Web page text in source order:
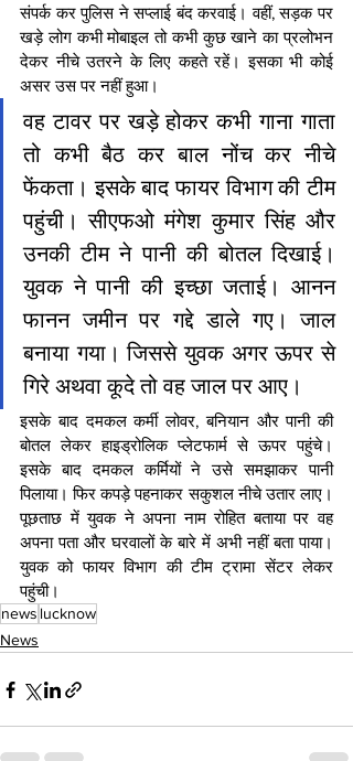
संपर्क कर पुलिस ने सप्लाई बंद करवाई। वहीं, सड़क पर
खड़े लोग कभी मोबाइल तो कभी कुछ खाने का प्रलोभन
देकर नीचे उतरने के लिए कहते रहें। इसका भी कोई
असर उस पर नहीं हुआ।
वह टावर पर खड़े होकर कभी गाना गाता
तो कभी बैठ कर बाल नोंच कर नीचे
फेंकता। इसके बाद फायर विभाग की टीम
पहुंची। सीएफओ मंगेश कुमार सिंह और
उनकी टीम ने पानी की बोतल दिखाई।
युवक ने पानी की इच्छा जताई। आनन
फानन जमीन पर गद्दे डाले गए। जाल
बनाया गया। जिससे युवक अगर ऊपर से
गिरे अथवा कूदे तो वह जाल पर आए।
इसके बाद दमकल कर्मी लोवर, बनियान और पानी की
बोतल लेकर हाइड्रोलिक प्लेटफार्म से ऊपर पहुंचे।
इसके बाद दमकल कर्मियों ने उसे समझाकर पानी
पिलाया। फिर कपड़े पहनाकर सकुशल नीचे उतार लाए।
पूछताछ में युवक ने अपना नाम रोहित बताया पर वह
अपना पता और घरवालों के बारे में अभी नहीं बता पाया।
युवक को फायर विभाग की टीम ट्रामा सेंटर लेकर
पहुंची।
news lucknow
News